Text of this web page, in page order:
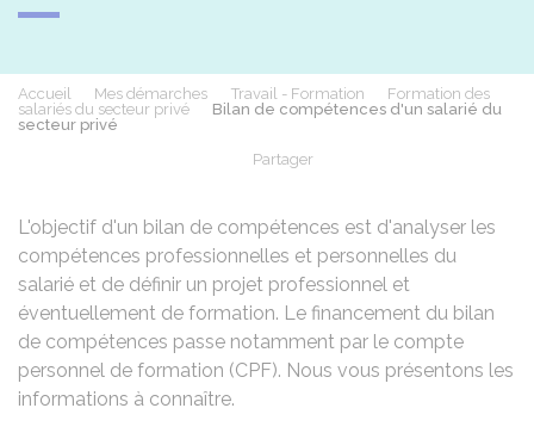
Accueil Mes démarches Travail - Formation
Formation des
salariés du secteur privé
Bilan de compétences d'un salarié du
secteur privé
Partager
L'objectif d'un bilan de compétences est d'analyser les
compétences professionnelles et personnelles du
salarié et de définir un projet professionnel et
éventuellement de formation. Le financement du bilan
de compétences passe notamment par le compte
personnel de formation (CPF). Nous vous présentons les
informations à connaître.